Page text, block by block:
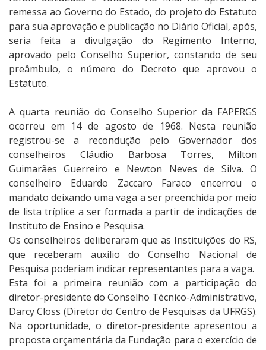
remessa ao Governo do Estado, do projeto do Estatuto
para sua aprovação e publicação no Diário Oficial, após,
seria feita a divulgação do Regimento Interno,
aprovado pelo Conselho Superior, constando de seu
preâmbulo, o número do Decreto que aprovou o
Estatuto.
A quarta reunião do Conselho Superior da FAPERGS
ocorreu em 14 de agosto de 1968. Nesta reunião
registrou-se a recondução pelo Governador dos
conselheiros Cláudio Barbosa Torres, Milton
Guimarães Guerreiro e Newton Neves de Silva. O
conselheiro Eduardo Zaccaro Faraco encerrou o
mandato deixando uma vaga a ser preenchida por meio
de lista tríplice a ser formada a partir de indicações de
Instituto de Ensino e Pesquisa.
Os conselheiros deliberaram que as Instituições do RS,
que receberam auxílio do Conselho Nacional de
Pesquisa poderiam indicar representantes para a vaga.
Esta foi a primeira reunião com a participação do
diretor-presidente do Conselho Técnico-Administrativo,
Darcy Closs (Diretor do Centro de Pesquisas da UFRGS).
Na oportunidade, o diretor-presidente apresentou a
proposta orçamentária da Fundação para o exercício de